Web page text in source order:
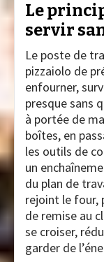
Le
servir
Le poste de
pizzaiolo de
enfourner,
presque sans
à portée de
boîtes, en
les outils de
un
du plan de
rejoint le four,
de remise au
se croiser,
garder de